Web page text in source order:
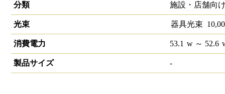
分類
施設・店舗向
光束 器具光束
消費電力 53.1 w～ 52.6
製品サイズ -